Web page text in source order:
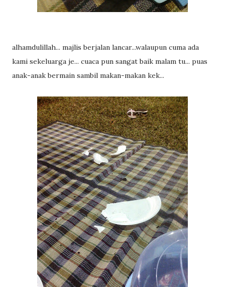
alhamdulillah... majlis berjalan lancar...walaupun cuma ada
kami sekeluarga je... cuaca pun sangat baik malam tu... puas
anak-anak bermain sambil makan-makan kek...